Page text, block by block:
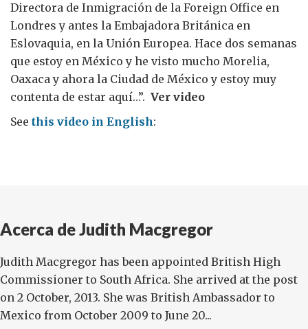
Directora de Inmigración de la Foreign Office en
Londres y antes la Embajadora Británica en
Eslovaquia, en la Unión Europea. Hace dos semanas
que estoy en México y he visto mucho Morelia,
Oaxaca y ahora la Ciudad de México y estoy muy
contenta de estar aquí…”. Ver video
See this video in English:
Acerca de Judith Macgregor
Judith Macgregor has been appointed British High
Commissioner to South Africa. She arrived at the post
on 2 October, 2013. She was British Ambassador to
Mexico from October 2009 to June 20...